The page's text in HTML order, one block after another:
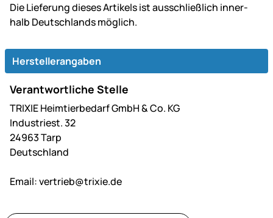
Die Lie­fe­rung dieses Artikels ist aus­schließ­lich inner­
halb Deutsch­lands möglich.
Herstellerangaben
Verantwortliche Stelle
TRIXIE Heimtierbedarf GmbH & Co. KG
Industriest. 32
24963 Tarp
Deutschland
Email:vertrieb@trixie.de